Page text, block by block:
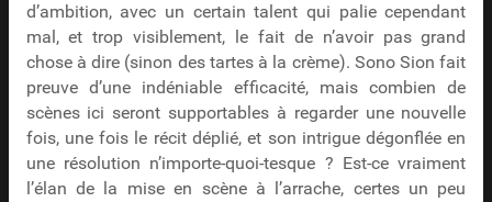
d’ambition, avec un certain talent qui palie cependant
mal, et trop visiblement, le fait de n’avoir pas grand
chose à dire (sinon des tartes à la crème). Sono Sion fait
preuve d’une indéniable efficacité, mais combien de
scènes ici seront supportables à regarder une nouvelle
fois, une fois le récit déplié, et son intrigue dégonflée en
une résolution n’importe-quoi-tesque ? Est-ce vraiment
l’élan de la mise en scène à l’arrache, certes un peu